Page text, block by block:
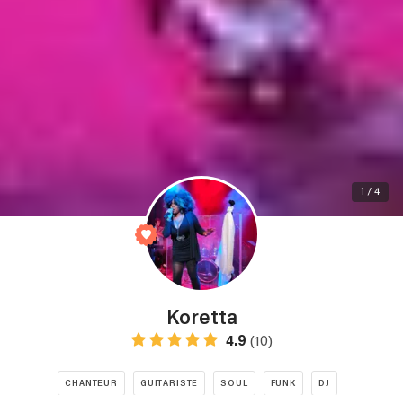
1 / 4
Koretta
4.9 (10)
CHANTEUR GUITARISTE SOUL FUNK DJ